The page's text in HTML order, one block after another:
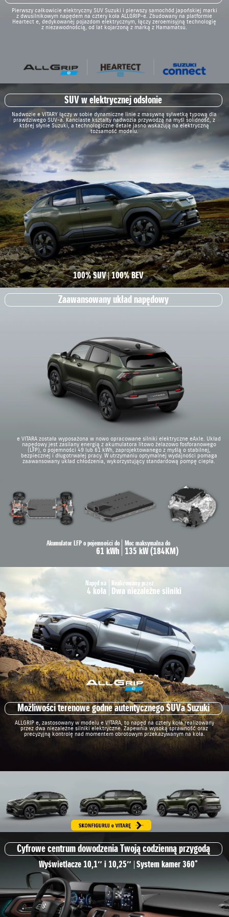
Pierwszy całkowicie elektryczny SUV Suzuki i pierwszy samochód japońskiej marki
z dwusilnikowym napędem na cztery koła ALLGRIP-e. Zbudowany na platformie
Heartect e, dedykowanej pojazdom elektrycznym, łączy zeroemisyjną technologię
z niezawodnością, od lat kojarzoną z marką z Hamamatsu.
SUV w elektrycznej odsłonie
Nadwozie e VITARY łączy w sobie dynamiczne linie z masywną sylwetką typową dla
prawdziwego SUV-a. Kanciaste kształty nadwozia przywodzą na myśl solidność, z
której słynie Suzuki, a technologiczne detale jasno wskazują na elektryczną
tożsamość modelu.
100% SUV 100% BEV
Zaawansowany układ napędowy
e VITARA została wyposażona w nowo opracowane silniki elektryczne eAxle. Układ
napędowy jest zasilany energią z akumulatora litowo żelazowo fosforanowego
(LFP), o pojemności 49 lub 61 kWh, zaprojektowanego z myślą o stabilnej,
bezpiecznej i długotrwałej pracy. W utrzymaniu optymalnej wydajności pomaga
zaawansowany układ chłodzenia, wykorzystujący standardową pompę ciepła.
Akumulator LFP o pojemności do Moc maksymalna do
61 kWh 135 kW (184KM)
Możliwości terenowe godne autentycznego SUVa Suzuki
ALLGRIP e, zastosowany w modelu e VITARA, to napęd na cztery koła realizowany
przez dwa niezależne silniki elektryczne. Zapewnia wysoką sprawność oraz
precyzyjną kontrolę nad momentem obrotowym przekazywanym na koła.
Napęd na Realizowany przez
4 koła Dwa niezależne silniki
Cyfrowe centrum dowodzenia Twoją codzienną przygodą
Wyświetlacze 10,1″ i 10,25″ System kamer 360˚